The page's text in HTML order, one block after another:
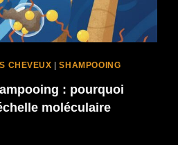
CHEVEUX |SHAMPOOING
: pourquoi
moléculaire